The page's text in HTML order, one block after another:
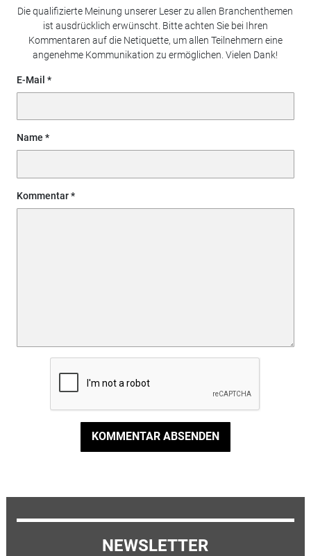
Die qualifizierte Meinung unserer Leser zu allen Branchenthemen
ist ausdrücklich erwünscht. Bitte achten Sie bei Ihren
Kommentaren auf die Netiquette, um allen Teilnehmern eine
angenehme Kommunikation zu ermöglichen. Vielen Dank!
E-Mail
Name
Kommentar
KOMMENTAR ABSENDEN
NEWSLETTER